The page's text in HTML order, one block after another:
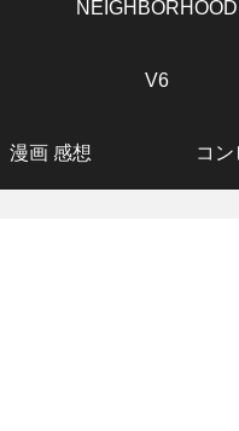
NEIGHBORHOOD
V6
漫画 感想 コ